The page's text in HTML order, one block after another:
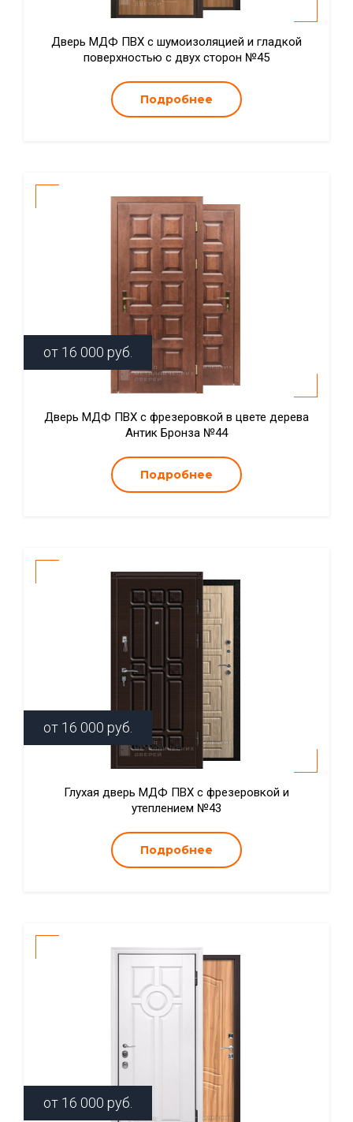
Дверь МДФ ПВХ с шумоизоляцией и гладкой
поверхностью с двух сторон №45
Подробнее
от 16 000 руб.
Дверь МДФ ПВХ с фрезеровкой в цвете дерева
Антик Бронза №44
Подробнее
от 16 000 руб.
Глухая дверь МДФ ПВХ с фрезеровкой и
утеплением №43
Подробнее
от 16 000 руб.